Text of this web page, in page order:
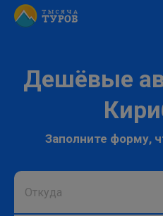
Дешёвые
Заполните форму,